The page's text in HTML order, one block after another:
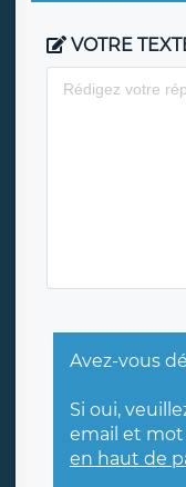
VOTRE
Avez-vous
Si oui,
email et mot
en haut de